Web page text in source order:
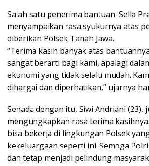
Salah satu penerima bantuan, Sella
menyampaikan rasa syukurnya atas
diberikan Polsek Tanah Jawa.
“Terima kasih banyak atas
sangat berarti bagi kami, apalagi
ekonomi yang tidak selalu mudah.
dihargai dan diperhatikan,” ujarnya
Senada dengan itu, Siwi Andriani (23),
mengungkapkan rasa terima
bisa bekerja di lingkungan Polsek
kekeluargaan seperti ini. Semoga
dan tetap menjadi pelindung